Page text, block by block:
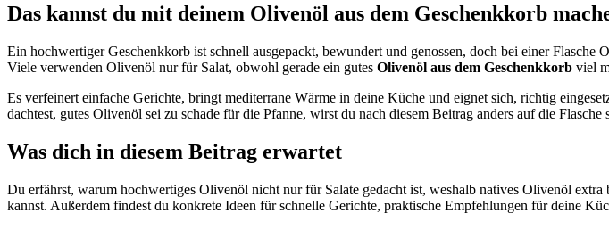
Das kannst du mit deinem Olivenöl aus dem Geschenkkorb
Ein hochwertiger Geschenkkorb ist schnell ausgepackt, bewundert und genossen, doch bei einer
Viele verwenden Olivenöl nur für Salat, obwohl gerade ein gutes Olivenöl aus dem Geschenkkorb viel
Es verfeinert einfache Gerichte, bringt mediterrane Wärme in deine Küche und eignet sich, richtig
dachtest, gutes Olivenöl sei zu schade für die Pfanne, wirst du nach diesem Beitrag anders auf die
Was dich in diesem Beitrag erwartet
Du erfährst, warum hochwertiges Olivenöl nicht nur für Salate gedacht ist, weshalb natives Olivenöl
kannst. Außerdem findest du konkrete Ideen für schnelle Gerichte, praktische Empfehlungen für deine